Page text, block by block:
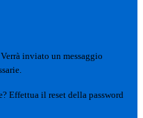
Verrà inviato un messaggio
Effettua il reset della password